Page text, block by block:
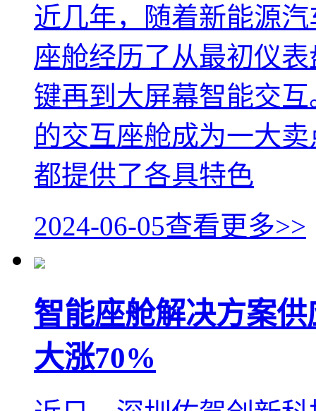
近几年，随着新能源
座舱经历了从最初仪
键再到大屏幕智能交
的交互座舱成为一大
都提供了各具特色
2024-06-05查看更多>>
智能座舱解决方案
大涨70%